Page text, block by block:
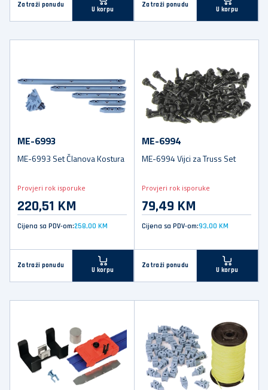
Zatraži ponudu
U korpu
Zatraži ponudu
U korpu
ME-6993
ME-6993 Set Članova Kostura
Provjeri rok isporuke
220,51 KM
Cijena sa PDV-om:258,00 KM
Zatraži ponudu
U korpu
ME-6994
ME-6994 Vijci za Truss Set
Provjeri rok isporuke
79,49 KM
Cijena sa PDV-om:93,00 KM
Zatraži ponudu
U korpu